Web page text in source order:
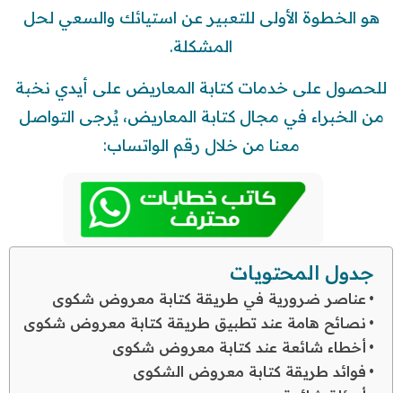
هو الخطوة الأولى للتعبير عن استيائك والسعي لحل
المشكلة.
للحصول على خدمات كتابة المعاريض على أيدي نخبة
من الخبراء في مجال كتابة المعاريض، يُرجى التواصل
معنا من خلال رقم الواتساب:
جدول المحتويات
عناصر ضرورية في طريقة كتابة معروض شكوى
نصائح هامة عند تطبيق طريقة كتابة معروض شكوى
أخطاء شائعة عند كتابة معروض شكوى
فوائد طريقة كتابة معروض الشكوى